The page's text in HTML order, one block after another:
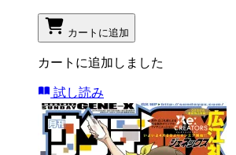
カートに追加
カートに追加しました
試し読み